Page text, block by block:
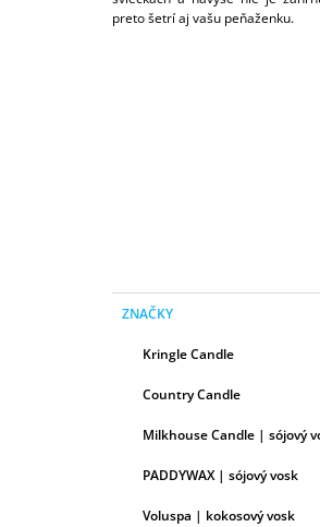
preto šetrí aj vašu peňaženku.
kategórie
K
AZNAČKY
Kringle Candle
Country Candle
Milkhouse Candle | sójový
PADDYWAX | sójový vosk
Voluspa | kokosový vosk